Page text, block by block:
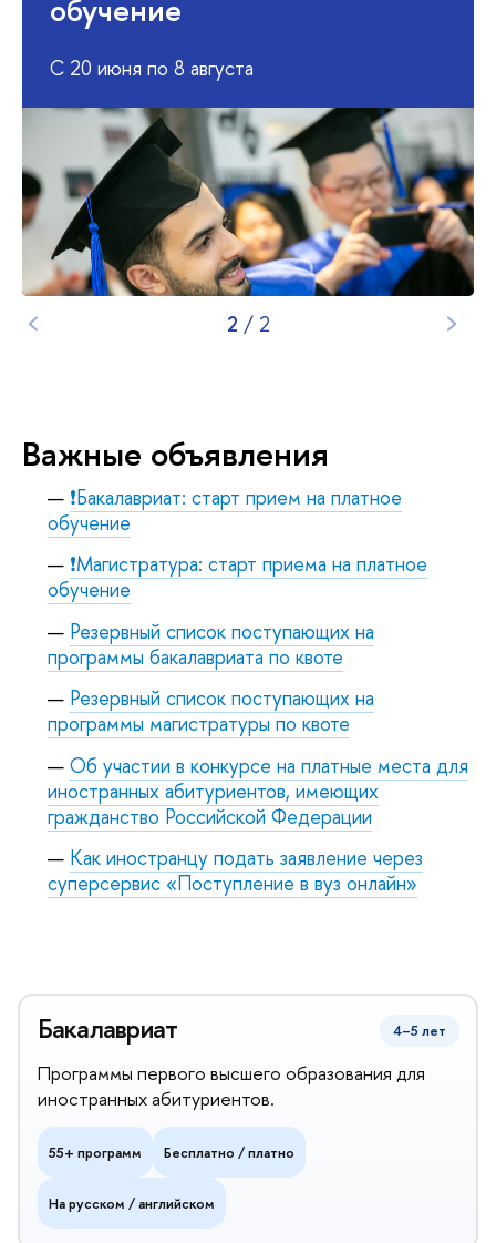
С 20 июня по 3 августа
1 / 2
ажные объявления
❗Бакалавриат: старт прием на платное
обучение
❗Магистратура: старт приема на платное
обучение
Резервный список поступающих на
программы бакалавриата по квоте
Резервный список поступающих на
программы магистратуры по квоте
Об участии в конкурсе на платные места для
иностранных абитуриентов, имеющих
ражданство Российской Федерации
Как иностранцу подать заявление через
суперсервис «Поступление в вуз онлайн»
Бакалавриат 4–5 лет
Программы первого высшего образования для
иностранных абитуриентов.
55+ программ Бесплатно / платно
На русском / английском